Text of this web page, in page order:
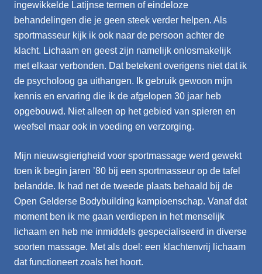
ingewikkelde Latijnse termen of eindeloze
behandelingen die je geen steek verder helpen. Als
sportmasseur kijk ik ook naar de persoon achter de
klacht. Lichaam en geest zijn namelijk onlosmakelijk
met elkaar verbonden. Dat betekent overigens niet dat ik
de psycholoog ga uithangen. Ik gebruik gewoon mijn
kennis en ervaring die ik de afgelopen 30 jaar heb
opgebouwd. Niet alleen op het gebied van spieren en
weefsel maar ook in voeding en verzorging.
Mijn nieuwsgierigheid voor sportmassage werd gewekt
toen ik begin jaren ’80 bij een sportmasseur op de tafel
belandde. Ik had net de tweede plaats behaald bij de
Open Gelderse Bodybuilding kampioenschap. Vanaf dat
moment ben ik me gaan verdiepen in het menselijk
lichaam en heb me inmiddels gespecialiseerd in diverse
soorten massage. Met als doel: een klachtenvrij lichaam
dat functioneert zoals het hoort.